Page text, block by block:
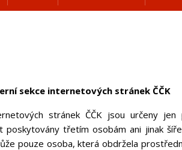
sekce internetových stránek ČČK
stránek ČČK jsou určeny
poskytovány třetím osobám ani jinak
pouze osoba, která obdržela